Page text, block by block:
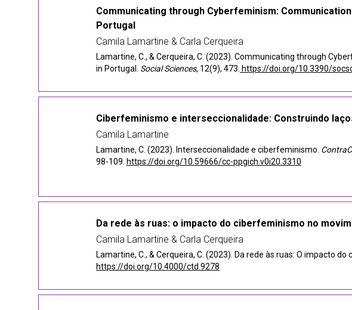
Communicating through Cyberfeminism:
Portugal
Camila Lamartine & Carla Cerqueira
Lamartine, C., & Cerqueira, C. (2023). Communicating through
in Portugal. Social Sciences, 12(9), 473. https://doi.org/10.3390/
Ciberfeminismo e interseccionalidade: Construindo
Camila Lamartine
Lamartine, C. (2023). Interseccionalidade e ciberfeminismo.
98-109. https://doi.org/10.59666/cc-ppgich.v0i20.3310
Da rede às ruas: o impacto do ciberfeminismo no
Camila Lamartine & Carla Cerqueira
Lamartine, C., & Cerqueira, C. (2023). Da rede às ruas: O impacto
https://doi.org/10.4000/ctd.9278